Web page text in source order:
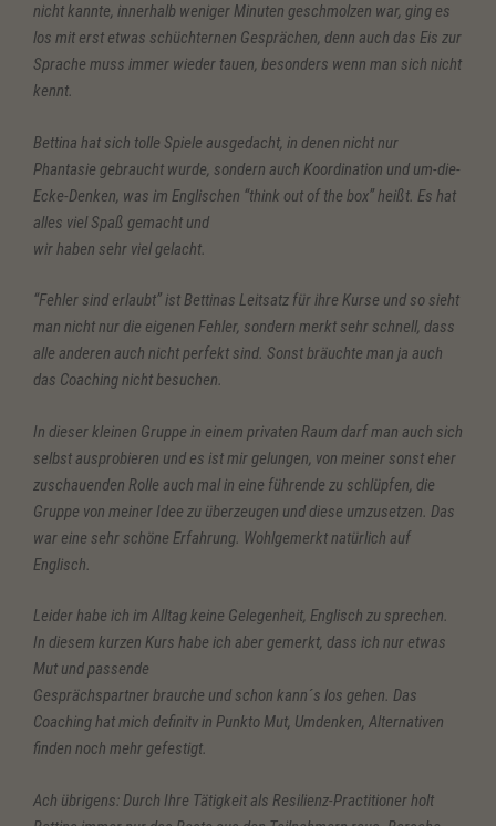
nicht kannte, innerhalb weniger Minuten geschmolzen war, ging es
los mit erst etwas schüchternen Gesprächen, denn auch das Eis zur
Sprache muss immer wieder tauen, besonders wenn man sich nicht
kennt.
Bettina hat sich tolle Spiele ausgedacht, in denen nicht nur
Phantasie gebraucht wurde, sondern auch Koordination und um-die-
Ecke-Denken, was im Englischen “think out of the box” heißt. Es hat
alles viel Spaß gemacht und
wir haben sehr viel gelacht.
“Fehler sind erlaubt” ist Bettinas Leitsatz für ihre Kurse und so sieht
man nicht nur die eigenen Fehler, sondern merkt sehr schnell, dass
alle anderen auch nicht perfekt sind. Sonst bräuchte man ja auch
das Coaching nicht besuchen.
In dieser kleinen Gruppe in einem privaten Raum darf man auch sich
selbst ausprobieren und es ist mir gelungen, von meiner sonst eher
zuschauenden Rolle auch mal in eine führende zu schlüpfen, die
Gruppe von meiner Idee zu überzeugen und diese umzusetzen. Das
war eine sehr schöne Erfahrung. Wohlgemerkt natürlich auf
Englisch.
Leider habe ich im Alltag keine Gelegenheit, Englisch zu sprechen.
In diesem kurzen Kurs habe ich aber gemerkt, dass ich nur etwas
Mut und passende
Gesprächspartner brauche und schon kann´s los gehen. Das
Coaching hat mich definitv in Punkto Mut, Umdenken, Alternativen
finden noch mehr gefestigt.
Ach übrigens: Durch Ihre Tätigkeit als Resilienz-Practitioner holt